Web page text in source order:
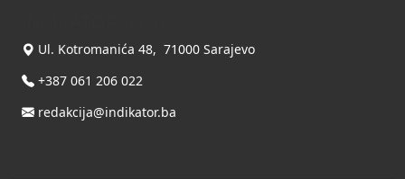
Ul. Kotromanića 48, 71000 Sarajevo
+387 061 206 022
redakcija@indikator.ba